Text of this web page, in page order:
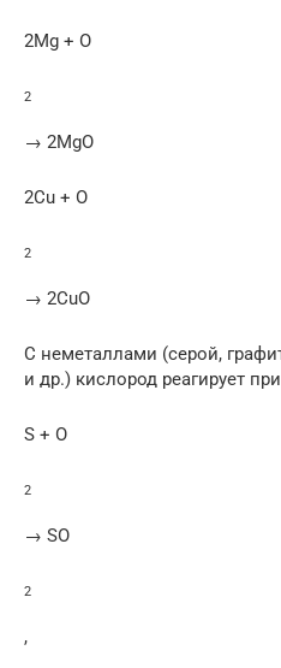
2Mg + O
2
→ 2MgO
2Cu + O
2
→ 2CuO
С неметаллами (серой,
и др.) кислород реагирует
S + O
2
→ SO
2
,